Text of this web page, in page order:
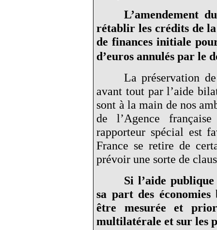
L’amendement
rétablir les crédits de
de finances initiale
d’euros annulés par le
La préservation
avant tout par l’aide
sont à la main de nos
de l’Agence
rapporteur spécial est
France se retire de
prévoir une sorte de
Si l’aide
sa part des
être mesurée et
multilatérale et sur les